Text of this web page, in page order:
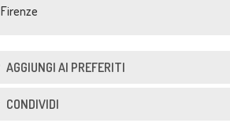
Firenze
AGGIUNGI AI PREFERITI
CONDIVIDI